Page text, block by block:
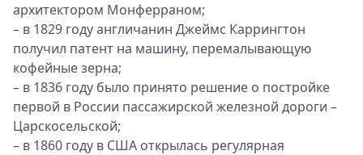
архитектором Монферраном;
– в 1829 году англичанин Джеймс Каррингтон
получил патент на машину, перемалывающую
кофейные зерна;
– в 1836 году было принято решение о постройке
первой в России пассажирской железной дороги –
Царскосельской;
– в 1860 году в США открылась регулярная